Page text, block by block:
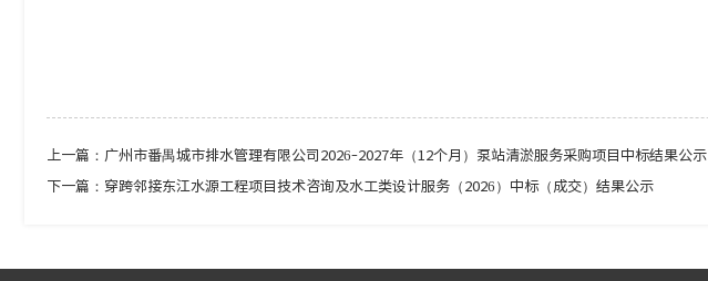
上一篇：广州市番禺城市排水管理有限公司2026-2027年（12个月）泵站清淤服务采购项目中标结果公示
下一篇：穿跨邻接东江水源工程项目技术咨询及水工类设计服务（2026）中标（成交）结果公示